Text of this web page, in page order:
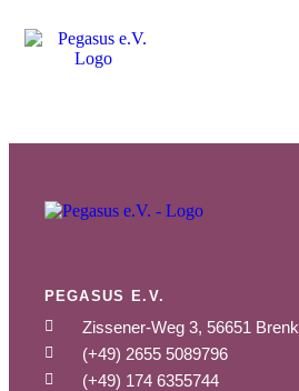
PEGASUS E.V.
Zissener-Weg 3, 56651 Brenk
(+49) 2655 5089796
(+49) 174 6355744